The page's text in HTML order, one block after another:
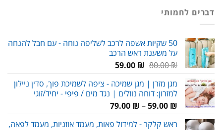
דברים לחמותי
50 שקיות אשפה לרכב לשליפה נוחה - עם חבל להנחה
על משענת ראש הרכב
80.00₪
המחיר
היה:
80.00 ₪.
59.00 ₪
המחיר
הוא:
59.00 ₪.
מגן מזרן | מגן שמיכה - ציפה לשמיכת פוך, סדין ניילון
למזרון: דוחה נוזלים | נגד מים / פיפי - יחיד/זוגי
59.00 ₪
–
79.00 ₪
טווח
ראש קלקר - למידול פאות, מעמד אוזניות, מעמד לפאה,